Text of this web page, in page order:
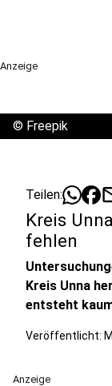
Anzeige
© Freepik
Teilen:
Kreis
fehlen
Kreis Unna
entsteht
Veröffentlicht:
Anzeige